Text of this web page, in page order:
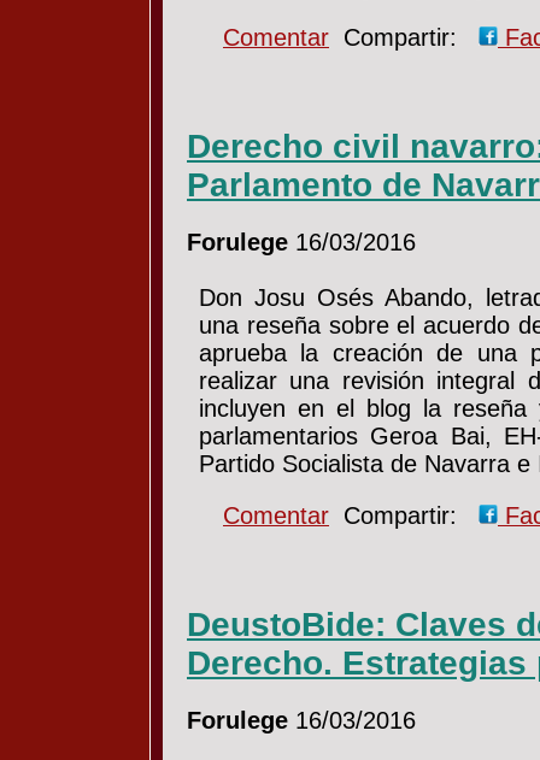
Comentar Compartir:
Derecho civil
Parlamento de
Forulege 16/03/2016
Don Josu Osés Abando,
una reseña sobre el acuerdo
aprueba la creación de una
realizar una revisión integral
incluyen en el blog la
parlamentarios Geroa Bai,
Partido Socialista de Navarra
Comentar Compartir:
DeustoBide: Claves
Derecho.
Forulege 16/03/2016